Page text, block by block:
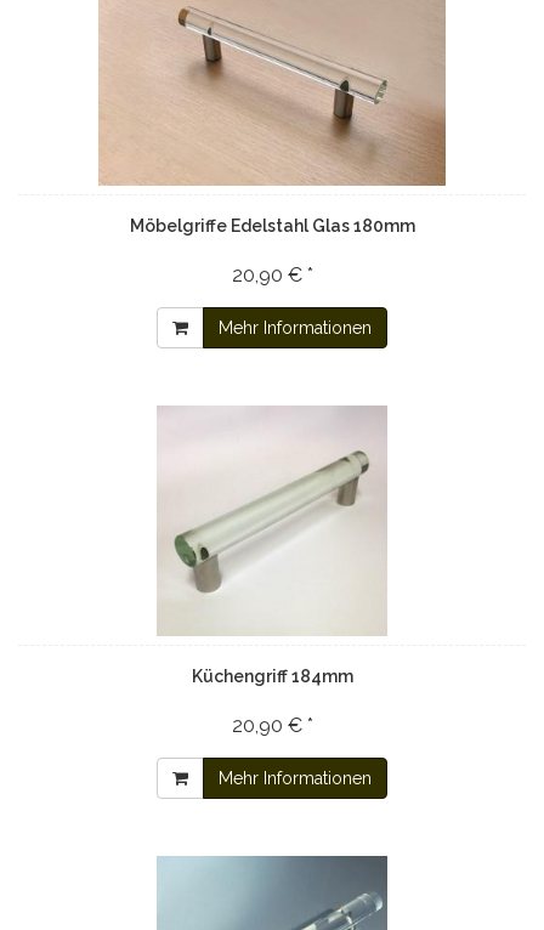
Möbelgriffe Edelstahl Glas 180mm
20,90 € *
Mehr Informationen
Küchengriff 184mm
20,90 € *
Mehr Informationen